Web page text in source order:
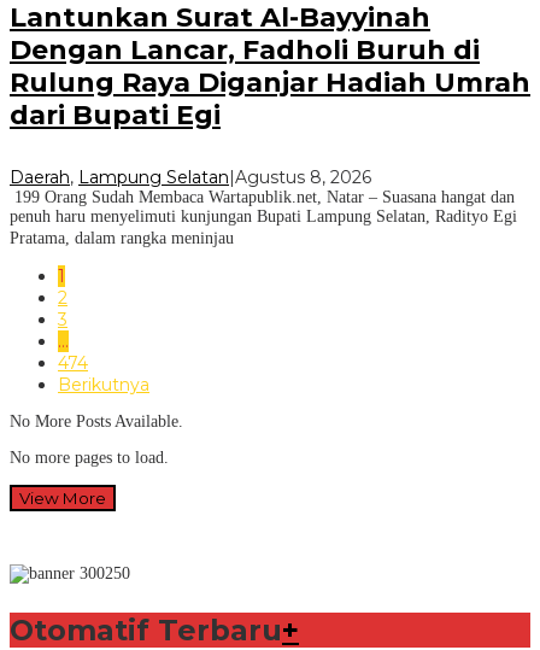
Lantunkan Surat Al-Bayyinah
Dengan Lancar, Fadholi Buruh di
Rulung Raya Diganjar Hadiah Umrah
dari Bupati Egi
Daerah, Lampung Selatan Agustus 8, 2026
199 Orang Sudah Membaca Wartapublik.net, Natar – Suasana hangat dan
penuh haru menyelimuti kunjungan Bupati Lampung Selatan, Radityo Egi
Pratama, dalam rangka meninjau
1
2
3
…
474
Berikutnya
No More Posts Available.
No more pages to load.
View More
Otomatif Terbaru+